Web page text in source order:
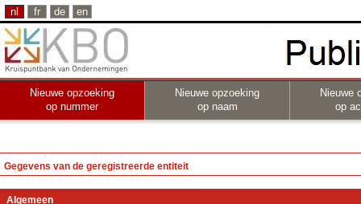
nl fr de en
Nieuwe opzoeking
op nummer
Nieuwe opzoeking
op naam
Nieuwe
op
Gegevens van de geregistreerde entiteit
Algemeen